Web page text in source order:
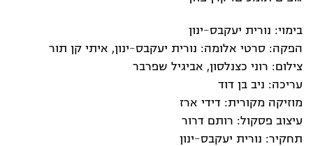
בימוי: נורית יעקבס-ינון
הפקה: סרטי אלומה: נורית יעקבס-ינון, איתי קן תור
צילום: רוני כצנלסון, אביגיל שפרבר
עריכה: ניב בן דוד
מוזיקה מקורית: דידי ארז
עיצוב פסקול: רותם דרור
תחקיר: נורית יעקבס-ינון